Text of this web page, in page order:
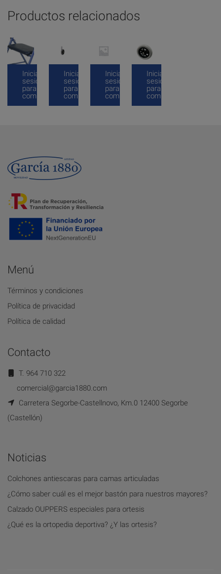
Productos relacionados
Inicia
sesión
para
comprar
Inicia
sesión
para
comprar
Inicia
sesión
para
comprar
Inicia
sesión
para
comprar
Menú
Términos y condiciones
Política de privacidad
Política de calidad
Contacto
T. 964 710 322
comercial@garcia1880.com
Carretera Segorbe-Castellnovo, Km.0 12400 Segorbe
(Castellón)
Noticias
Colchones antiescaras para camas articuladas
¿Cómo saber cuál es el mejor bastón para nuestros mayores?
Calzado OUPPERS especiales para ortesis
¿Qué es la ortopedia deportiva? ¿Y las ortesis?